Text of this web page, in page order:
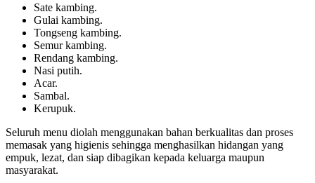
Sate kambing.
Gulai kambing.
Tongseng kambing.
Semur kambing.
Rendang kambing.
Nasi putih.
Acar.
Sambal.
Kerupuk.
Seluruh menu diolah menggunakan bahan berkualitas dan proses
memasak yang higienis sehingga menghasilkan hidangan yang
empuk, lezat, dan siap dibagikan kepada keluarga maupun
masyarakat.